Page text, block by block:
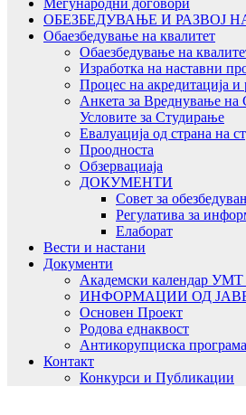
ОБЕЗБЕДУВАЊЕ И РАЗВОЈ
Обаезбедување на квалитет
Обаезбедување на
Изработка на наставни
Процес на акредитација и
Анкета за Вреднување на
Условите за Студирање
Евалуација од страна на
Проодноста
Обзервациаја
ДОКУМЕНТИ
Совет за
Регулатива за
Елаборат
Вести и настани
Документи
Академски календар УМТ
ИНФОРМАЦИИ ОД
Основен Проект
Родова еднаквост
Антикорупциска програма
Контакт
Конкурси и Публикации